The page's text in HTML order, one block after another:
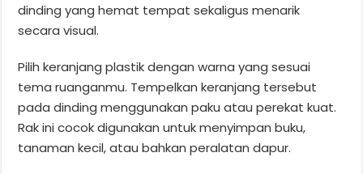
dinding yang hemat tempat sekaligus menarik
secara visual.
Pilih keranjang plastik dengan warna yang sesuai
tema ruanganmu. Tempelkan keranjang tersebut
pada dinding menggunakan paku atau perekat kuat.
Rak ini cocok digunakan untuk menyimpan buku,
tanaman kecil, atau bahkan peralatan dapur.